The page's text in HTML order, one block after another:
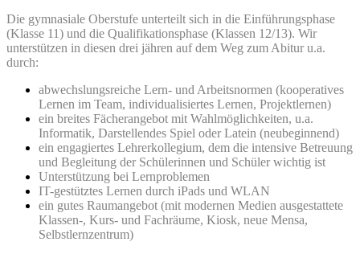
Die gymnasiale Oberstufe unterteilt sich in die Einführungsphase
(Klasse 11) und die Qualifikationsphase (Klassen 12/13). Wir
unterstützen in diesen drei jähren auf dem Weg zum Abitur u.a.
durch:
abwechslungsreiche Lern- und Arbeitsnormen (kooperatives
Lernen im Team, individualisiertes Lernen, Projektlernen)
ein breites Fächerangebot mit Wahlmöglichkeiten, u.a.
Informatik, Darstellendes Spiel oder Latein (neubeginnend)
ein engagiertes Lehrerkollegium, dem die intensive Betreuung
und Begleitung der Schülerinnen und Schüler wichtig ist
Unterstützung bei Lernproblemen
IT-gestütztes Lernen durch iPads und WLAN
ein gutes Raumangebot (mit modernen Medien ausgestattete
Klassen-, Kurs- und Fachräume, Kiosk, neue Mensa,
Selbstlernzentrum)